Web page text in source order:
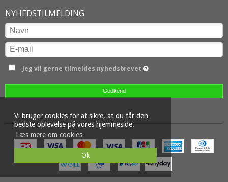
Vi bruger cookies for at sikre, at du får den
bedste oplevelse på vores hjemmeside.
Læs mere om cookies
Ok
NYHEDSTILMELDING
Jeg vil gerne tilmeldes nyhedsbrevet
Godkend